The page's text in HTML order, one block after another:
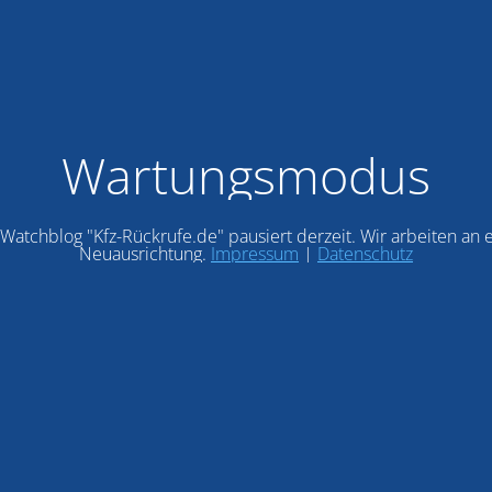
Wartungsmodus
"Kfz-Rückrufe.de" pausiert derzeit. Wir arbeiten an
Neuausrichtung. Impressum | Datenschutz